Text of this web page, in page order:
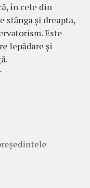
în cele din
stânga și dreapta,
Este
lepădare și